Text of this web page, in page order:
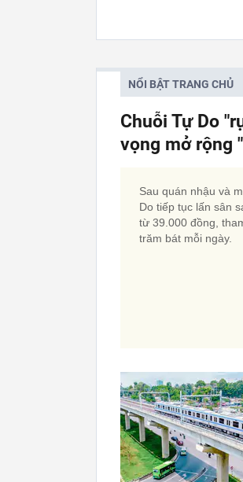
NỔI BẬT TRANG CHỦ
Chuỗi Tự Do
vọng mở rộng
Sau quán nhậu và
Do tiếp tục lấn sân
từ 39.000 đồng,
trăm bát mỗi ngày.